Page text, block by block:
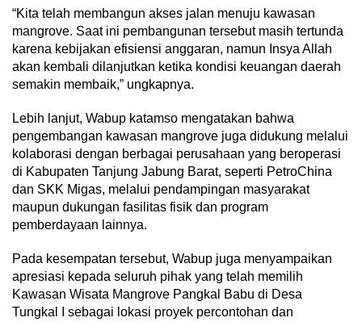
“Kita telah membangun akses jalan menuju kawasan
mangrove. Saat ini pembangunan tersebut masih tertunda
karena kebijakan efisiensi anggaran, namun Insya Allah
akan kembali dilanjutkan ketika kondisi keuangan daerah
semakin membaik,” ungkapnya.
Lebih lanjut, Wabup katamso mengatakan bahwa
pengembangan kawasan mangrove juga didukung melalui
kolaborasi dengan berbagai perusahaan yang beroperasi
di Kabupaten Tanjung Jabung Barat, seperti PetroChina
dan SKK Migas, melalui pendampingan masyarakat
maupun dukungan fasilitas fisik dan program
pemberdayaan lainnya.
Pada kesempatan tersebut, Wabup juga menyampaikan
apresiasi kepada seluruh pihak yang telah memilih
Kawasan Wisata Mangrove Pangkal Babu di Desa
Tungkal I sebagai lokasi proyek percontohan dan